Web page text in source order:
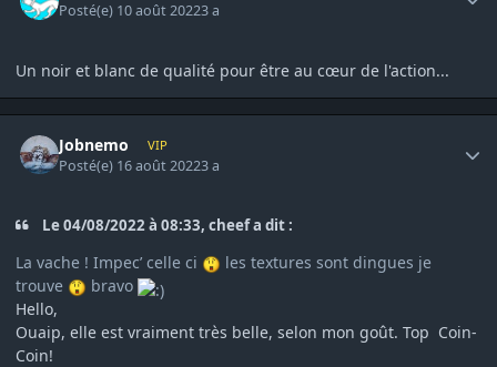
Posté(e) 10 août 20223 a
Un noir et blanc de qualité pour être au cœur de l'action...
Jobnemo VIP
Posté(e) 16 août 20223 a
Le 04/08/2022 à 08:33, cheef a dit :
La vache ! Impec’ celle ci
les textures sont dingues je
trouve
bravo
Hello,
Ouaip, elle est vraiment très belle, selon mon goût. Top Coin-
Coin!